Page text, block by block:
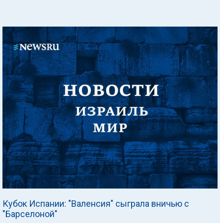
Кубок Испании: "Валенсия" сыграла вничью с
"Барселоной"